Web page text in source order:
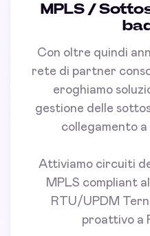
MPLS /
Con oltre quindi
rete di partner
eroghiamo
gestione delle
collegamento
Attiviamo circuiti
MPLS compliant
RTU/UPDM
proattivo a